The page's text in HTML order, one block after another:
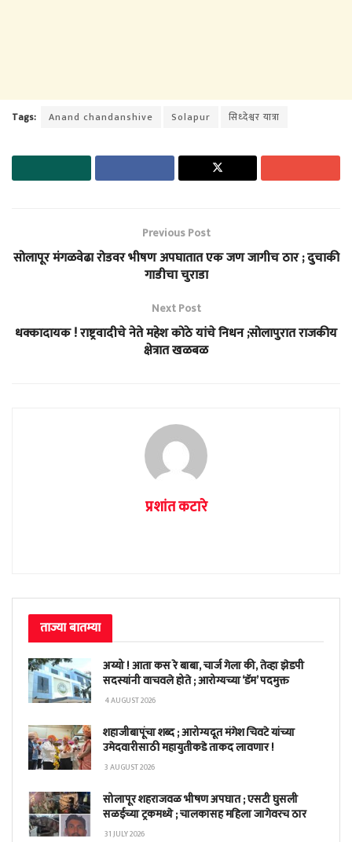
Tags: Anand chandanshive Solapur सिध्देश्वर यात्रा
Previous Post
सोलापूर मंगळवेढा रोडवर भीषण अपघातात एक जण जागीच ठार ; दुचाकी
गाडीचा चुराडा
Next Post
धक्कादायक ! राष्ट्रवादीचे नेते महेश कोठे यांचे निधन ;सोलापुरात राजकीय
क्षेत्रात खळबळ
प्रशांत कटारे
ताज्या बातम्या
अय्यो ! आता कस रे बाबा, चार्ज गेला की, तेव्हा झेडपी
सदस्यांनी वाचवले होते ; आरोग्यच्या ‘डॅम’ पदमुक्त
4 AUGUST 2026
शहाजीबापूंचा शब्द ; आरोग्यदूत मंगेश चिवटे यांच्या
उमेदवारीसाठी महायुतीकडे ताकद लावणार !
3 AUGUST 2026
सोलापूर शहराजवळ भीषण अपघात ; एसटी घुसली
सळईच्या ट्रकमध्ये ; चालकासह महिला जागेवरच ठार
31 JULY 2026